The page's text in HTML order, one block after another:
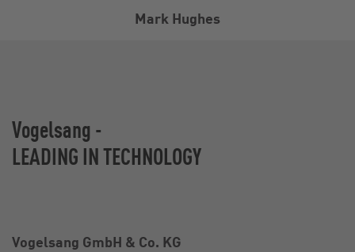
Mark Hughes
Vogelsang -
LEADING IN TECHNOLOGY
Vogelsang GmbH & Co. KG